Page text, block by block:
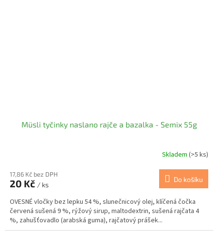
Müsli tyčinky naslano rajče a bazalka - Semix 55g
Skladem (>5 ks)
17,86 Kč bez DPH
20 Kč / ks
Do košíku
OVESNÉ vločky bez lepku 54 %, slunečnicový olej, klíčená čočka
červená sušená 9 %, rýžový sirup, maltodextrin, sušená rajčata 4
%, zahušťovadlo (arabská guma), rajčatový prášek...